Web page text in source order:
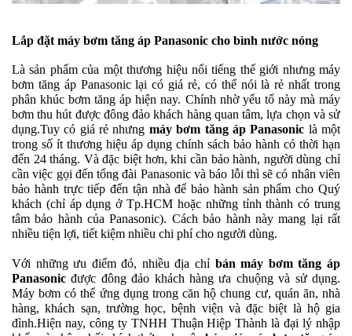
Lắp đặt máy bơm tăng áp Panasonic cho bình nước nóng
Là sản phẩm của một thương hiệu nổi tiếng thế giới nhưng máy
bơm tăng áp Panasonic lại có giá rẻ, có thể nói là rẻ nhất trong
phân khúc bơm tăng áp hiện nay. Chính nhờ yếu tố này mà máy
bơm thu hút được đông đảo khách hàng quan tâm, lựa chọn và sử
dụng.Tuy có giá rẻ nhưng máy bơm tăng áp Panasonic là một
trong số ít thương hiệu áp dụng chính sách bảo hành có thời hạn
đến 24 tháng. Và đặc biệt hơn, khi cần bảo hành, người dùng chỉ
cần việc gọi đến tổng đài Panasonic và báo lỗi thì sẽ có nhân viên
bảo hành trực tiếp đến tận nhà để bảo hành sản phẩm cho Quý
khách (chỉ áp dụng ở Tp.HCM hoặc những tỉnh thành có trung
tâm bảo hành của Panasonic). Cách bảo hành này mang lại rất
nhiều tiện lợi, tiết kiệm nhiều chi phí cho người dùng.
Với những ưu điểm đó, nhiều địa chỉ bán máy bơm tăng áp
Panasonic được đông đảo khách hàng ưa chuộng và sử dụng.
Máy bơm có thể ứng dụng trong căn hộ chung cư, quán ăn, nhà
hàng, khách sạn, trường học, bệnh viện và đặc biệt là hộ gia
đình.Hiện nay, công ty TNHH Thuận Hiệp Thành là đại lý nhập